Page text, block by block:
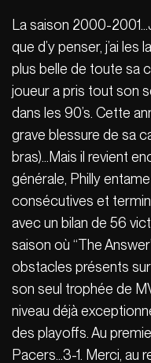
La saison 2000-
que d’y penser, j’ai
plus belle de toute sa
joueur a pris tout son
dans les 90’s. Cette
grave blessure de sa
bras)…Mais il revient
générale, Philly
consécutives et
avec un bilan de 56
saison où “The
obstacles présents
son seul trophée de
niveau déjà
des playoffs. Au
Pacers…3-1. Merci, au